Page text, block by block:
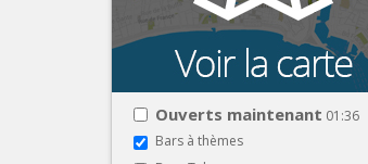
Ouverts maintenant 01:36
Bars à thèmes